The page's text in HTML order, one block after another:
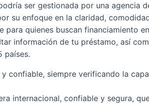
ser gestionada por una agencia
su enfoque en la claridad,
quienes buscan financiamiento
información de tu préstamo, así
países.
confiable, siempre verificando la
internacional, confiable y segura,